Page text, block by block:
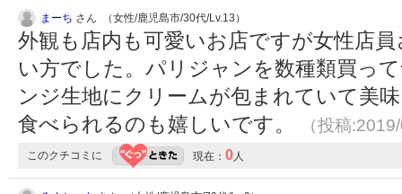
まーち さん （女性/鹿児島市/30代/Lv.13）
外観も店内も可愛いお店ですが女性店
い方でした。パリジャンを数種類買っ
ンジ生地にクリームが包まれていて美
食べられるのも嬉しいです。
（投稿
このクチコミに 現在： 0人